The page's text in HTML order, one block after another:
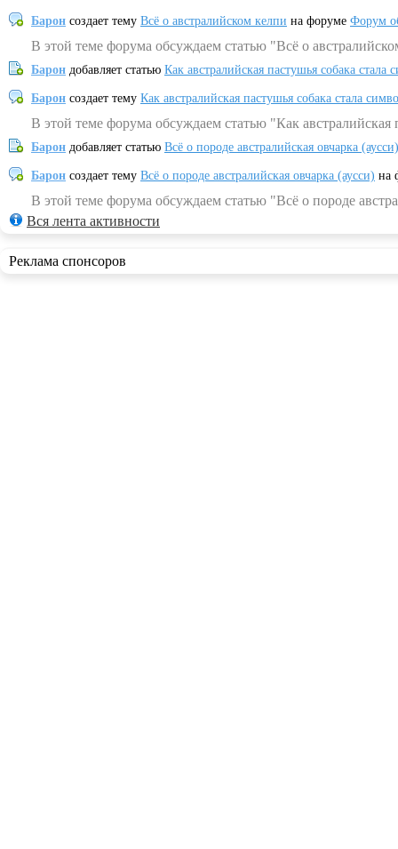
Барон создает тему Всё о австралийском келпи на форуме Форум
В этой теме форума обсуждаем статью "Всё о
Барон добавляет статью Как австралийская пастушья собака
Барон создает тему Как австралийская пастушья собака стала
В этой теме форума обсуждаем статью "Как
Барон добавляет статью Всё о породе австралийская овчарка (аусси)
Барон создает тему Всё о породе австралийская овчарка (аусси) на
В этой теме форума обсуждаем статью "Всё о породе
Вся лента активности
Реклама спонсоров